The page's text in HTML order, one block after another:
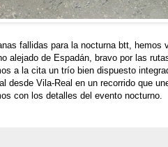
fallidas para la nocturna btt, hemos
alejado de Espadán, bravo por las
a la cita un trío bien dispuesto
desde Vila-Real en un recorrido que
con los detalles del evento nocturno.